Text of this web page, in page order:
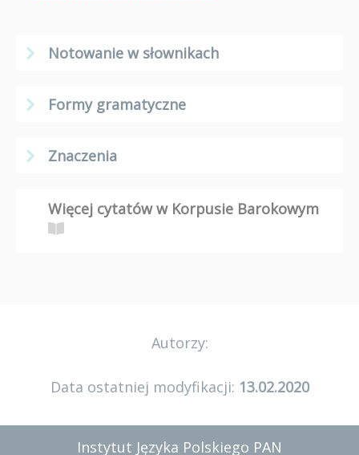
Notowanie w słownikach
Formy gramatyczne
Znaczenia
Więcej cytatów w Korpusie Barokowym
Autorzy:
Data ostatniej modyfikacji: 13.02.2020
Instytut Języka Polskiego PAN